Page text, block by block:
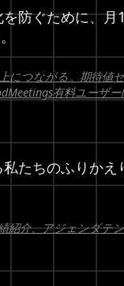
防ぐために、
につながる。期待値
有料ユーザ
たちのふりか
紹介、アジェンダテ